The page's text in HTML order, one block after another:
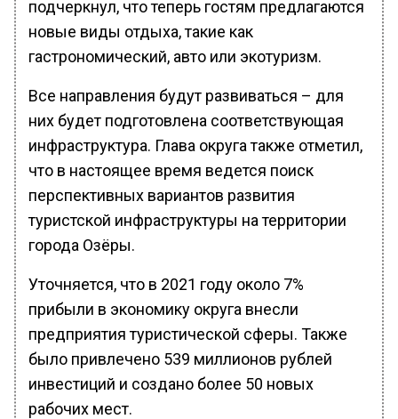
подчеркнул, что теперь гостям предлагаются
новые виды отдыха, такие как
гастрономический, авто или экотуризм.
Все направления будут развиваться – для
них будет подготовлена соответствующая
инфраструктура. Глава округа также отметил,
что в настоящее время ведется поиск
перспективных вариантов развития
туристской инфраструктуры на территории
города Озёры.
Уточняется, что в 2021 году около 7%
прибыли в экономику округа внесли
предприятия туристической сферы. Также
было привлечено 539 миллионов рублей
инвестиций и создано более 50 новых
рабочих мест.